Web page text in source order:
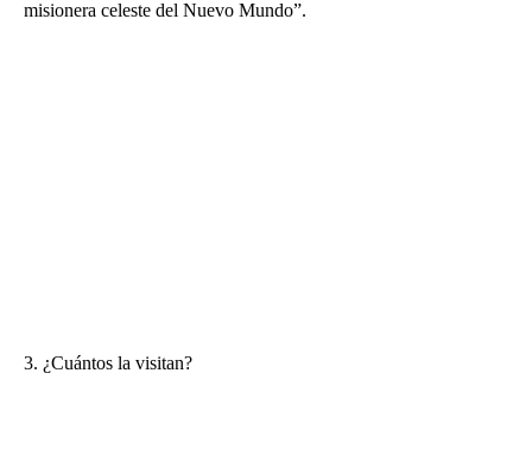
misionera celeste del Nuevo Mundo”.
3. ¿Cuántos la visitan?